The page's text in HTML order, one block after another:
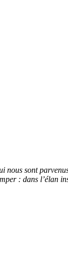
nous sont
: dans l’élan